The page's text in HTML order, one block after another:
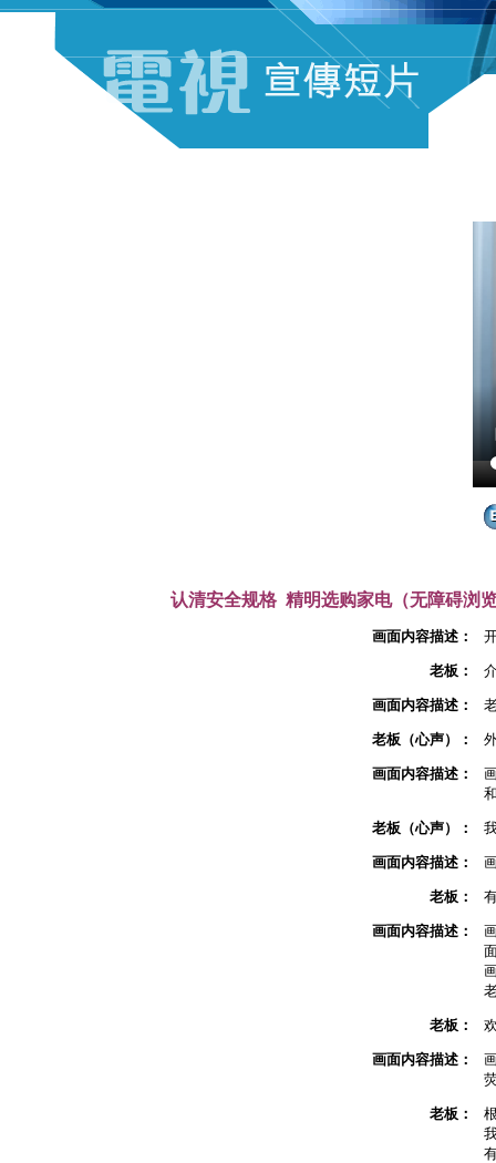
认清安全规格 精明选购家电（无障碍浏
画面内容描述：
老板：
画面内容描述：
老板（心声）：
画面内容描述：
老板（心声）：
画面内容描述：
老板：
画面内容描述：
老板：
画面内容描述：
老板：